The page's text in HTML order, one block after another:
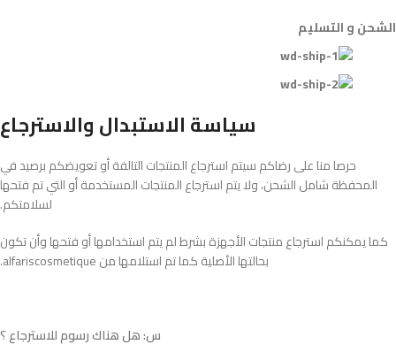
الشحن و التسليم
سياسة الاستبدال والاسترجاع
حرصا منا على رضاكم سيتم استرجاع المنتجات التالفة أو تعويضكم برصيد في
المحفظة شامل الشحن، ولا يتم استرجاع المنتجات المستخدمة أو التي تم فتحها
لسلامتكم.
كما يمكنكم استرجاع منتجات الأجهزة بشرط لم يتم استخدامها أو فتحها وأن تكون
بحالتها الأصلية كما تم استلامها من alfariscosmetique.
س: هل هناك رسوم للاسترجاع ؟